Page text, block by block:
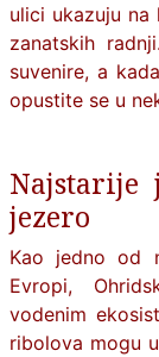
ulici ukazuju
zanatskih
suvenire, a
opustite se u
Najstarije
jezero
Kao jedno od
Evropi,
vodenim
ribolova mogu